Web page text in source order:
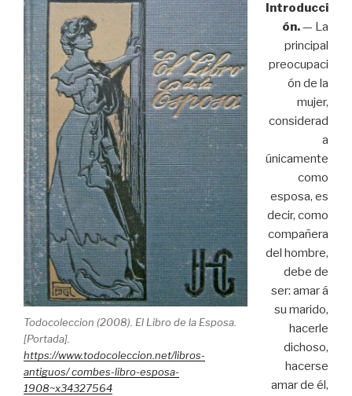
Todocoleccion (2008). El Libro de la Esposa.
[Portada].
https://www.todocoleccion.net/libros-
antiguos/ combes-libro-esposa-
1908~x34327564
Introducci
ón.— La
principal
preocupaci
ón de la
mujer,
considerad
a
únicamente
como
esposa, es
decir, como
compañera
del hombre,
debe de
ser: amar á
su marido,
hacerle
dichoso,
hacerse
amar de él,